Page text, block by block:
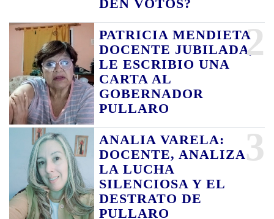
DEN VOTOS?
2
PATRICIA MENDIETA
DOCENTE JUBILADA,
LE ESCRIBIO UNA
CARTA AL
GOBERNADOR
PULLARO
3
ANALIA VARELA:
DOCENTE, ANALIZA
LA LUCHA
SILENCIOSA Y EL
DESTRATO DE
PULLARO